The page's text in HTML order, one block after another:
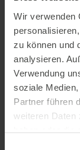
Wir verwenden
zu können und
analysieren.
Verwendung
soziale
Partner führen
weiteren Daten
haben oder die
Weitere
29. Juli 2026
Marbach